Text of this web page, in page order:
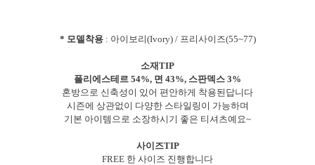
* 모델착용: 아이보리(Ivory) / 프리사이즈(55~77)
소재TIP
폴리에스테르 54%, 면 43%, 스판덱스 3%
혼방으로 신축성이 있어 편안하게 착용된답니다
시즌에 상관없이 다양한 스타일링이 가능하며
기본 아이템으로 소장하시기 좋은 티셔츠예요~
사이즈TIP
FREE 한 사이즈 진행합니다